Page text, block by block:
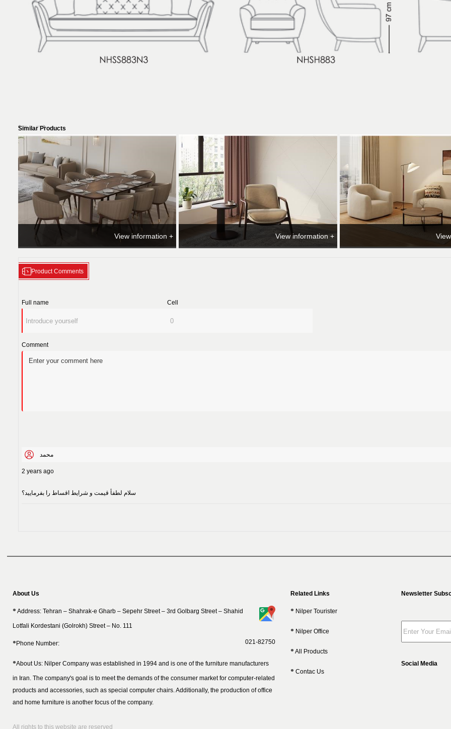
Similar Products
View information +
ست ناهارخوری نیلپر مدل لیا
View information +
Product Comments
Full name Cell
Comment
محمد
2 years ago
سلام لطفأ قیمت و شرایط اقساط را بفرمایید؟
About Us
Address: Tehran – Shahrak-e Gharb – Sepehr Street – 3rd Golbarg Street – Shahid
Lotfali Kordestani (Golrokh) Street – No. 111
Phone Number: 021-82750
About Us: Nilper Company was established in 1994 and is one of the furniture manufacturers
in Iran. The company's goal is to meet the demands of the consumer market for computer-related
products and accessories, such as special computer chairs. Additionally, the production of office
and home furniture is another focus of the company.
Related Links
Nilper Tourister
Nilper Office
All Products
Contac Us
Newsletter
Social Media
All rights to this website are reserved